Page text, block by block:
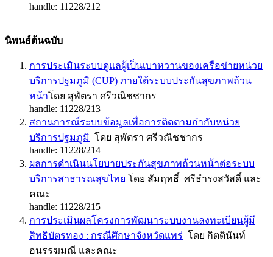
handle: 11228/212
นิพนธ์ต้นฉบับ
การประเมินระบบดูแลผู้เป็นเบาหวานของเครือข่ายหน่วย
บริการปฐมภูมิ (CUP) ภายใต้ระบบประกันสุขภาพถ้วน
หน้าโดย สุพัตรา ศรีวณิชชากร
handle: 11228/213
สถานการณ์ระบบข้อมูลเพื่อการติดตามกำกับหน่วย
บริการปฐมภูมิ โดย สุพัตรา ศรีวณิชชากร
handle: 11228/214
ผลการดำเนินนโยบายประกันสุขภาพถ้วนหน้าต่อระบบ
บริการสาธารณสุขไทย โดย สัมฤทธิ์ ศรีธำรงสวัสดิ์ และ
คณะ
handle: 11228/215
การประเมินผลโครงการพัฒนาระบบงานลงทะเบียนผู้มี
สิทธิบัตรทอง : กรณีศึกษาจังหวัดแพร่ โดย กิตตินันท์
อนรรฆมณี และคณะ